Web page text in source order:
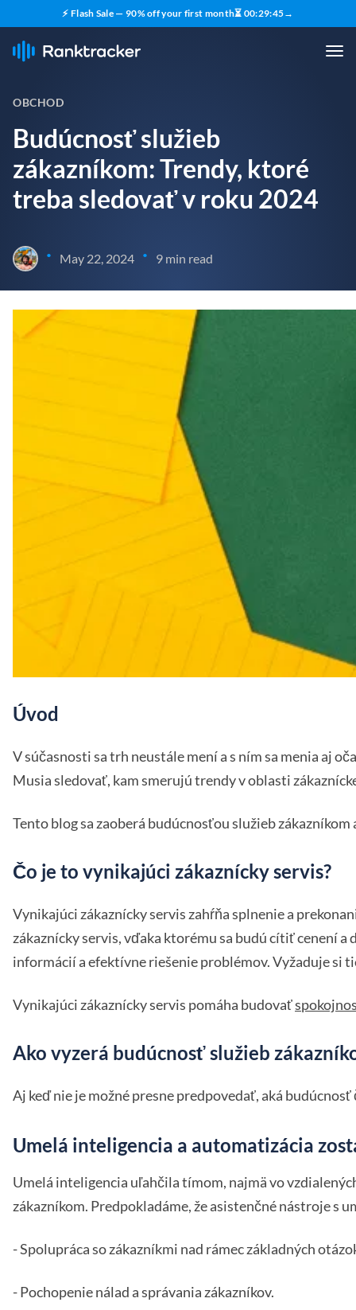
⚡ Flash Sale — 90% off your first month⏳ 00:29:44→
OBCHOD
Budúcnosť služieb
zákazníkom: Trendy, ktoré
treba sledovať v roku 2024
• May 22, 2024 • 9 min read
Úvod
V súčasnosti sa trh neustále mení a s ním sa menia aj
Musia sledovať, kam smerujú trendy v oblasti
Tento blog sa zaoberá budúcnosťou služieb
Čo je to vynikajúci zákaznícky servis?
Vynikajúci zákaznícky servis zahŕňa splnenie a
zákaznícky servis, vďaka ktorému sa budú cítiť cenení
informácií a efektívne riešenie problémov. Vyžaduje si
Vynikajúci zákaznícky servis pomáha budovať
Ako vyzerá budúcnosť služieb
Aj keď nie je možné presne predpovedať, aká
Umelá inteligencia a automatizácia
Umelá inteligencia uľahčila tímom, najmä vo
zákazníkom. Predpokladáme, že asistenčné nástroje s
- Spolupráca so zákazníkmi nad rámec základných
- Pochopenie nálad a správania zákazníkov.